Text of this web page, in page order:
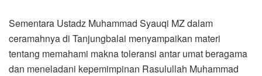
Sementara Ustadz Muhammad Syauqi MZ dalam
ceramahnya di Tanjungbalai menyampaikan materi
tentang memahami makna toleransi antar umat beragama
dan meneladani kepemimpinan Rasulullah Muhammad